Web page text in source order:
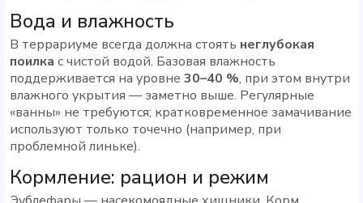
Вода и влажность
В террариуме всегда должна стоять неглубокая
поилка с чистой водой. Базовая влажность
поддерживается на уровне 30–40 %, при этом внутри
влажного укрытия — заметно выше. Регулярные
«ванны» не требуются; кратковременное замачивание
используют только точечно (например, при
проблемной линьке).
Кормление: рацион и режим